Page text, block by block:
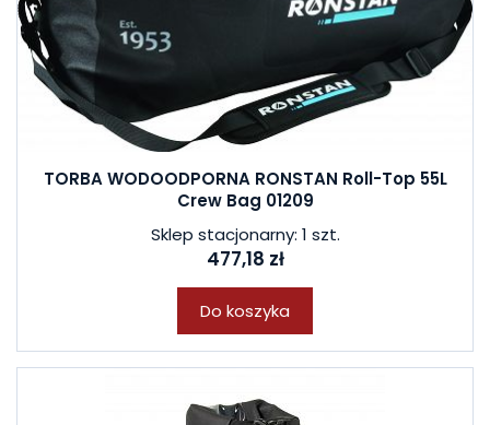
TORBA WODOODPORNA RONSTAN Roll-Top 55L
Crew Bag 01209
Sklep stacjonarny: 1 szt.
477,18 zł
Do koszyka